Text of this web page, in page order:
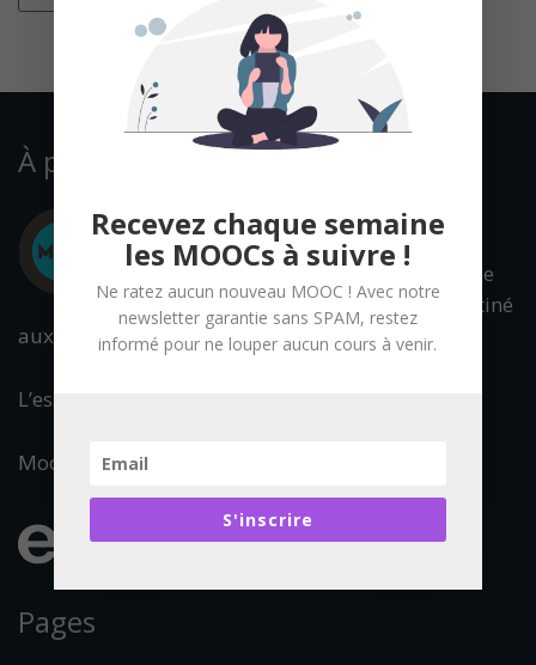
À propos
Mooc Francophone
est un portail destiné
aux cours en ligne ouverts à tous.
L’essentiel de l’offre francophone est référencée.
Mooc Francophone fait partie du réseau :
Pages
Recevez chaque semaine
les MOOCs à suivre !
Ne ratez aucun nouveau MOOC ! Avec notre
newsletter garantie sans SPAM, restez
informé pour ne louper aucun cours à venir.
S'inscrire